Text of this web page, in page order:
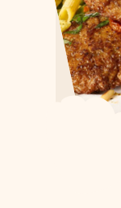
Über uns
Händlersuche